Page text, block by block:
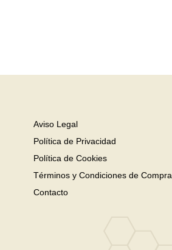
Aviso Legal
Política de Privacidad
Política de Cookies
Términos y Condiciones de Compra
Contacto